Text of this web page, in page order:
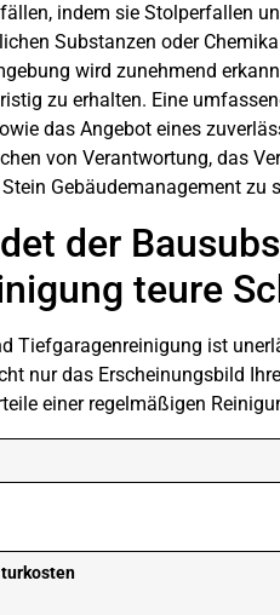
indem sie Stolperfallen
Substanzen oder
wird zunehmend
zu erhalten. Eine
das Angebot eines
von Verantwortung, das
Gebäudemanagement
der
teure
Tiefgaragenreinigung ist
nur das Erscheinungsbild
einer regelmäßigen